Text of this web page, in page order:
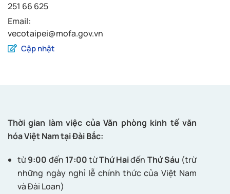
251 66 625
Email:
vecotaipei@mofa.gov.vn
Cập nhật
Thời gian làm việc của Văn phòng kinh tế văn
hóa Việt Nam tại Đài Bắc:
từ9:00 đến 17:00từThứ Haiđến Thứ Sáu (trừ
những ngày nghỉ lễ chính thức của Việt Nam
và Đài Loan)